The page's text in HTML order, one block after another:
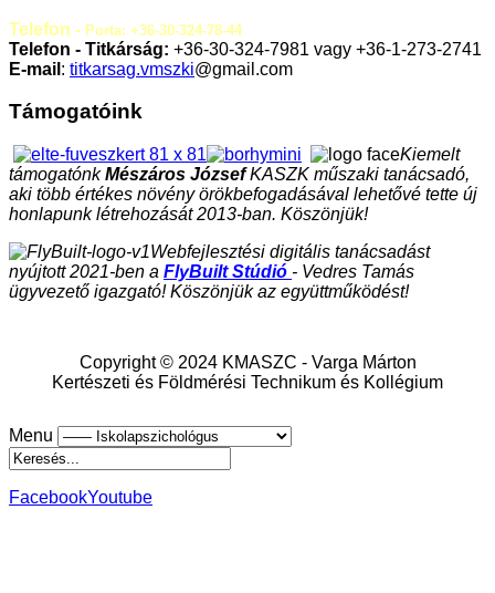
Telefon - Porta: +36-30-324-78-44
Telefon - Titkárság: +36-30-324-7981 vagy +36-1-273-2741
E-mail : titkarsag.vmszki@gmail.com
Támogatóink
Kiemelt
támogatónkMészáros JózsefKASZK műszaki tanácsadó,
aki több értékes növény örökbefogadásával lehetővé tette új
honlapunk létrehozását 2013-ban. Köszönjük!
Webfejlesztési digitális tanácsadást
nyújtott 2021-ben a FlyBuilt Stúdió - Vedres Tamás
ügyvezető igazgató! Köszönjük az együttműködést!
Copyright © 2024 KMASZC - Varga Márton
Kertészeti és Földmérési Technikum és Kollégium
Menu
FacebookYoutube